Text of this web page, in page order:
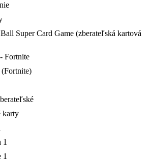
Super Card Game (zberateľská kartová
Fortnite
(Fortnite)
karty
1
1